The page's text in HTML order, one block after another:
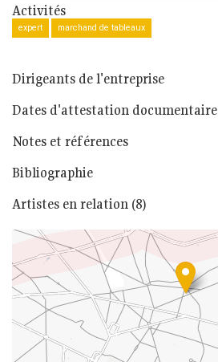
Activités
expert marchand de tableaux
Dirigeants de l'entreprise
Dates d'attestation documentaire
Notes et références
Bibliographie
Artistes en relation (8)